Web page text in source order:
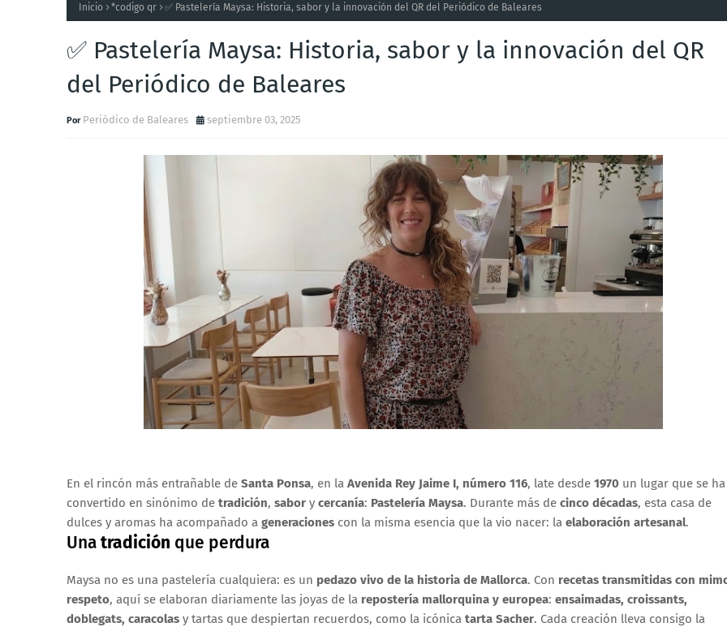
Inicio *codigo qr ✅ Pastelería Maysa: Historia, sabor y la innovación del QR del Periódico de Baleares
✅ Pastelería Maysa: Historia, sabor y la innovación del QR
del Periódico de Baleares
Periódico de Baleares septiembre 03, 2025
En el rincón más entrañable de Santa Ponsa, en la Avenida Rey Jaime I, número 116, late desde 1970 un lugar que se ha
convertido en sinónimo de tradición, sabor y cercanía: Pastelería Maysa. Durante más de cinco décadas, esta casa de
dulces y aromas ha acompañado a generaciones con la misma esencia que la vio nacer: la elaboración artesanal.
Unatradición que perdura
Maysa no es una pastelería cualquiera: es un pedazo vivo de la historia de Mallorca. Con recetas transmitidas con
respeto, aquí se elaboran diariamente las joyas de la repostería mallorquina y europea: ensaimadas, croissants,
doblegats, caracolas y tartas que despiertan recuerdos, como la icónica tarta Sacher. Cada creación lleva consigo la